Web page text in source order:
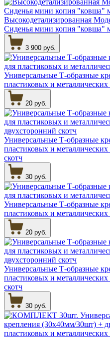
Высокодетализированная
Сиденья мини копия "ковша"
3 900 руб.
Универсальные Т-образные
пластиковых и металлических
20 руб.
Универсальные Т-образные
пластиковых и
скотч
30 руб.
Универсальные Т-образные
пластиковых и металлических
20 руб.
Универсальные Т-образные
пластиковых и
скотч
30 руб.